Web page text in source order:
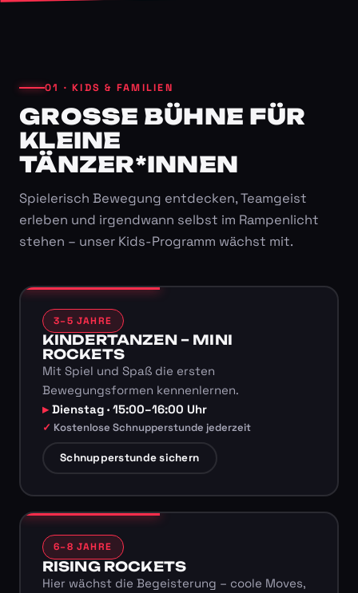
01 · KIDS & FAMILIEN
GROSSE BÜHNE FÜR K
LEINE T
ÄNZER*INNEN
Spielerisch Bewegung entdecken, Teamgeist
erleben und irgendwann selbst im Rampenlicht
stehen – unser Kids-Programm wächst mit.
3–5 JAHRE
KINDERTANZEN – MINI
ROCKETS
Mit Spiel und Spaß die ersten
Bewegungsformen kennenlernen.
Dienstag · 15:00–16:00 Uhr
Kostenlose Schnupperstunde jederzeit
Schnupperstunde sichern
6–8 JAHRE
RISING ROCKETS
Hier wächst die Begeisterung – coole Moves,